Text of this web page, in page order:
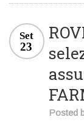
Set
23
Posted